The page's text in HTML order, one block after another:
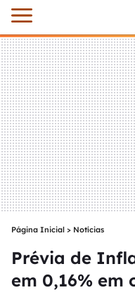
Página Inicial > Notícias
Prévia de
em 0,16% em